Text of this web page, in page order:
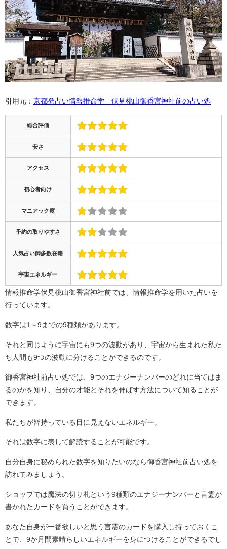
引用元： 京都発占い情報推命学 伏見桃山御香宮神社前の占い処
総合評価
安さ
アクセス
初心者向け
マニアック度
予約の取りやすさ
人気占い師多数在籍
宇宙エネルギー
情報推命学伏見桃山御香宮神社前では、情報推命学を用いた占いを
行っています。
数字は1～9までの9種類があります。
それと同じように宇宙にも9つの波動があり、宇宙から生まれた私た
ち人間も9つの波動に分けることができるのです。
御香宮神社前占い処では、9つのエナジーナンバーのどれに当てはま
るのかを知り、自分の才能とそれを伸ばす方法について知ることが
できます。
私たちが皆持っている目に見えないエネルギー。
それは数字に表して解読することが可能です。
自分自身に秘められた数字を知りたいのなら御香宮神社前占い処を
訪れてみましょう。
ショップでは魔法の切り札という9種類のエナジーナンバーと言霊が
書かれたカードを買うことができます。
あなた自身が一番欲しいと思う言霊のカードを購入し持っておくこ
とで、9か月間素晴らしいエネルギーを身につけることができるでし